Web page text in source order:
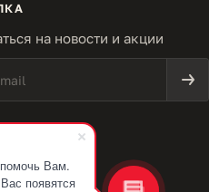
Вам.
появятся
на новости и акции